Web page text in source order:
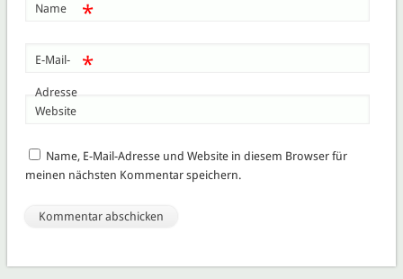
Name *
E-Mail-
Adresse
*
Website
Name, E-Mail-Adresse und Website in diesem Browser für
meinen nächsten Kommentar speichern.